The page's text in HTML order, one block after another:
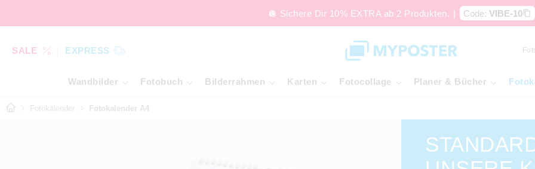
🪩 Sichere Dir 10% EXTRA ab 2 Produkten. | Code: VIBE-10
SALE EXPRESS
Wandbilder Fotobuch Bilderrahmen Karten Fotocollage Planer & Bücher
Fotokalender Fotokalender A4